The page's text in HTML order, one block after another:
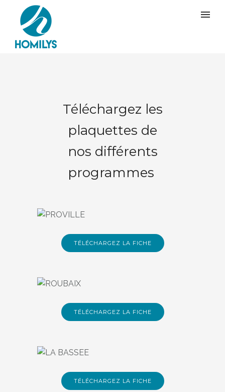
Téléchargez les
plaquettes de
nos différents
programmes
15 maisons du T2 au T3, de 44 à 66
TÉLÉCHARGEZ LA FICHE
5 appartements du T2 au T3, de 50 à
TÉLÉCHARGEZ LA FICHE
14 appartements du T2 au T3, de 40
TÉLÉCHARGEZ LA FICHE